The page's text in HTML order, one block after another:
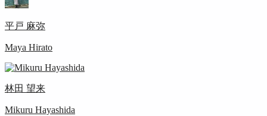
平戸 麻弥
Maya Hirato
林田 望来
Mikuru Hayashida